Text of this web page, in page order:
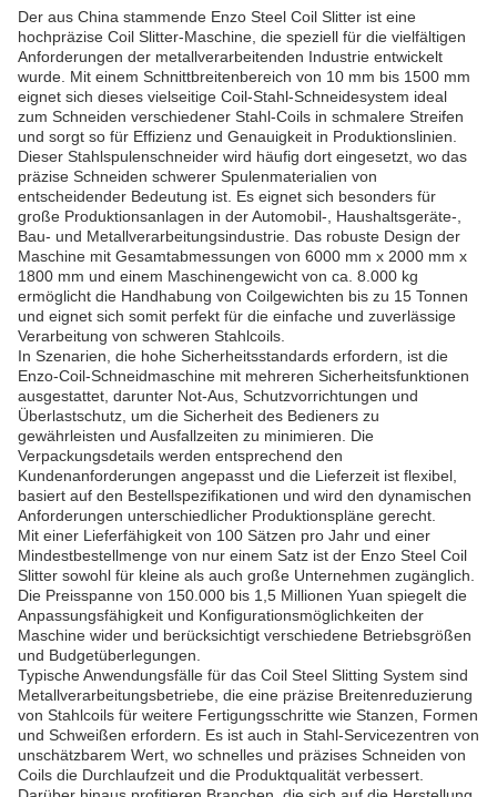
Der aus China stammende Enzo Steel Coil Slitter ist eine
hochpräzise Coil Slitter-Maschine, die speziell für die vielfältigen
Anforderungen der metallverarbeitenden Industrie entwickelt
wurde. Mit einem Schnittbreitenbereich von 10 mm bis 1500 mm
eignet sich dieses vielseitige Coil-Stahl-Schneidesystem ideal
zum Schneiden verschiedener Stahl-Coils in schmalere Streifen
und sorgt so für Effizienz und Genauigkeit in Produktionslinien.
Dieser Stahlspulenschneider wird häufig dort eingesetzt, wo das
präzise Schneiden schwerer Spulenmaterialien von
entscheidender Bedeutung ist. Es eignet sich besonders für
große Produktionsanlagen in der Automobil-, Haushaltsgeräte-,
Bau- und Metallverarbeitungsindustrie. Das robuste Design der
Maschine mit Gesamtabmessungen von 6000 mm x 2000 mm x
1800 mm und einem Maschinengewicht von ca. 8.000 kg
ermöglicht die Handhabung von Coilgewichten bis zu 15 Tonnen
und eignet sich somit perfekt für die einfache und zuverlässige
Verarbeitung von schweren Stahlcoils.
In Szenarien, die hohe Sicherheitsstandards erfordern, ist die
Enzo-Coil-Schneidmaschine mit mehreren Sicherheitsfunktionen
ausgestattet, darunter Not-Aus, Schutzvorrichtungen und
Überlastschutz, um die Sicherheit des Bedieners zu
gewährleisten und Ausfallzeiten zu minimieren. Die
Verpackungsdetails werden entsprechend den
Kundenanforderungen angepasst und die Lieferzeit ist flexibel,
basiert auf den Bestellspezifikationen und wird den dynamischen
Anforderungen unterschiedlicher Produktionspläne gerecht.
Mit einer Lieferfähigkeit von 100 Sätzen pro Jahr und einer
Mindestbestellmenge von nur einem Satz ist der Enzo Steel Coil
Slitter sowohl für kleine als auch große Unternehmen zugänglich.
Die Preisspanne von 150.000 bis 1,5 Millionen Yuan spiegelt die
Anpassungsfähigkeit und Konfigurationsmöglichkeiten der
Maschine wider und berücksichtigt verschiedene Betriebsgrößen
und Budgetüberlegungen.
Typische Anwendungsfälle für das Coil Steel Slitting System sind
Metallverarbeitungsbetriebe, die eine präzise Breitenreduzierung
von Stahlcoils für weitere Fertigungsschritte wie Stanzen, Formen
und Schweißen erfordern. Es ist auch in Stahl-Servicezentren von
unschätzbarem Wert, wo schnelles und präzises Schneiden von
Coils die Durchlaufzeit und die Produktqualität verbessert.